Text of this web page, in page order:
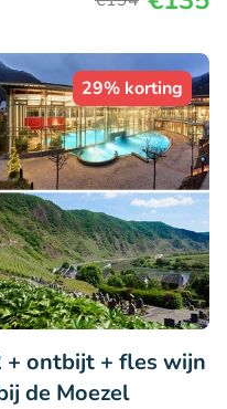
29% korting
+ ontbijt + fles wijn
de Moezel